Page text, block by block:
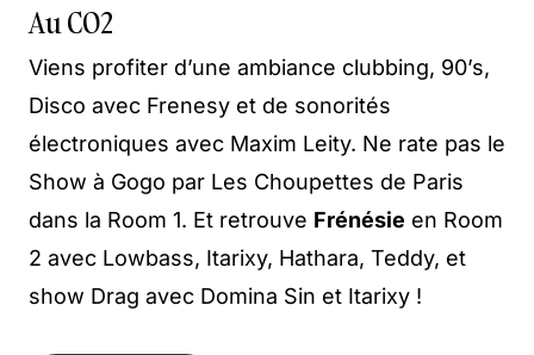
Au CO2
Viens profiter d’une ambiance clubbing, 90’s,
Disco avec Frenesy et de sonorités
électroniques avec Maxim Leity. Ne rate pas le
Show à Gogo par Les Choupettes de Paris
dans la Room 1. Et retrouve Frénésie en Room
2 avec Lowbass, Itarixy, Hathara, Teddy, et
show Drag avec Domina Sin et Itarixy !